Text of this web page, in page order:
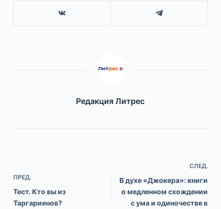
Редакция Литрес
ПРЕД.
Тест. Кто вы из
Таргариенов?
СЛЕД.
В духе «Джокера»: книги
о медленном схождении
с ума и одиночестве в